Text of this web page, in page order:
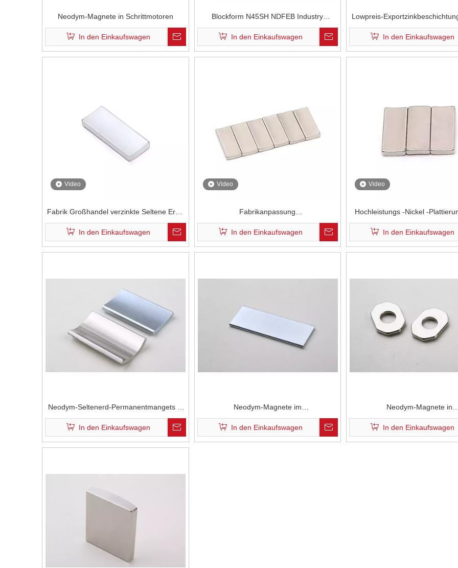
Neodym-Magnete in Schrittmotoren
In den Einkaufswagen
Blockform N45SH NDFEB Industry
Permanent Magnet Ni Plattierung Neodym
Magnet im Drohnenmotor
In den Einkaufswagen
Lowpreis-
Drohnenmotor
Permanentmagnete
In den Einkaufswagen
Video
Fabrik Großhandel verzinkte Seltene Erde
Permanente Magnete N52SH Neodym
Magnete für Drohnenmotoren
In den Einkaufswagen
Video
Fabrikanpassung
Hochtemperaturwiderstand Industrialer
Rechteck N45SH Neodym Magnete im
Drohnenmotor
In den Einkaufswagen
Video
Hochleistungs -Nickel -
N52H Seltener Erde Ndfeb
Drohnenmotor
In den Einkaufswagen
Neodym-Seltenerd-Permanentmangets in
Traktionsmotoren
In den Einkaufswagen
Neodym-Magnete im
Klimaanlagenkompressor
In den Einkaufswagen
Neodym-Magnete in
Schwingspulenmotoren
In den Einkaufswagen